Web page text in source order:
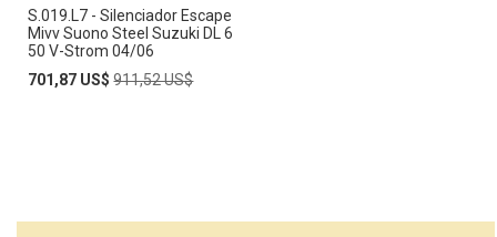
S.019.L7 - Silenciador Escape
Mivv Suono Steel Suzuki DL 6
50 V-Strom 04/06
Special
701,87 US$ Regular
911,52 US$